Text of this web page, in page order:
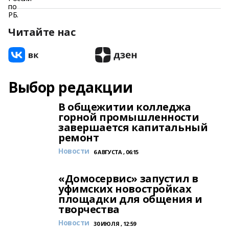
Читайте нас
Выбор редакции
В общежитии колледжа
горной промышленности
завершается капитальный
ремонт
Новости 6 АВГУСТА , 06:15
«Домосервис» запустил в
уфимских новостройках
площадки для общения и
творчества
Новости 30 ИЮЛЯ , 12:59